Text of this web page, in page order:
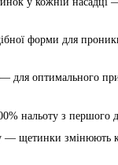
форми для
для оптимального
нальоту з першого
— щетинки змінюють